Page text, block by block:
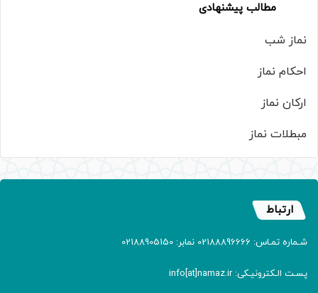
مطالب پیشنهادی
نماز شب
احکام نماز
ارکان نماز
مبطلات نماز
ارتباط
شـماره تمـاس: 02188896666 نمابر: 02188905150
پسـت الـکترونیـکی: info[at]namaz.ir